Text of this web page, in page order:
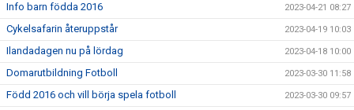
Info barn födda 2016 2023-04-21 08:27
Cykelsafarin återuppstår 2023-04-19 10:03
Ilandadagen nu på lördag 2023-04-18 10:00
Domarutbildning Fotboll 2023-03-30 11:58
Född 2016 och vill börja spela fotboll 2023-03-30 09:57